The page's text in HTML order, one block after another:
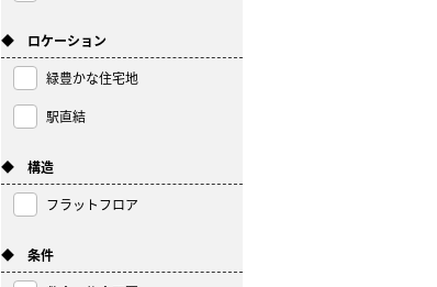
◆ ロケーション
緑豊かな住宅地
駅直結
◆ 構造
フラットフロア
◆ 条件